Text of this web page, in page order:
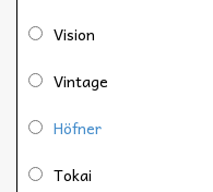
Vision
Vintage
Höfner
Tokai